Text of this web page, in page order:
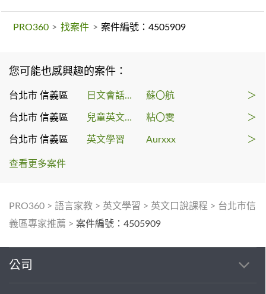
PRO360 > 找案件 > 案件編號：4505909
您可能也感興趣的案件：
台北市 信義區 日文會話課程 蘇〇航 ＞
台北市 信義區 兒童英文教學 粘〇雯 ＞
台北市 信義區 英文學習 Aurxxx ＞
查看更多案件
PRO360 > 語言家教 > 英文學習 > 英文口說課程 > 台北市信
義區專家推薦 > 案件編號：4505909
公司